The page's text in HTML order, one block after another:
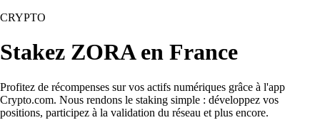
CRYPTO
Stakez ZORA en France
Profitez de récompenses sur vos actifs numériques grâce à l'app
Crypto.com. Nous rendons le staking simple : développez vos
positions, participez à la validation du réseau et plus encore.